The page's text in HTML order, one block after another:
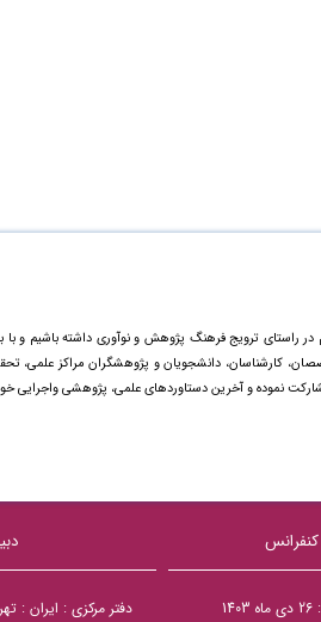
راستای ترویج فرهنگ پژوهش و نوآوری داشته باشیم و با
کارشناسان، دانشجویان و پژوهشگران مراکز علمی،
نموده و آخرین دستاورد‌های علمی، پژوهشی واجرایی خود
دفتر مرکزی : ایران :